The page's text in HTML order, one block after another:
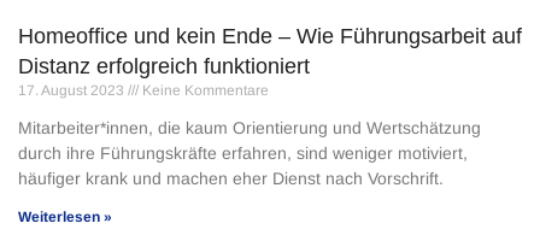
Homeoffice und kein Ende – Wie Führungsarbeit auf
Distanz erfolgreich funktioniert
17. August 2023 Keine Kommentare
Mitarbeiter*innen, die kaum Orientierung und Wertschätzung
durch ihre Führungskräfte erfahren, sind weniger motiviert,
häufiger krank und machen eher Dienst nach Vorschrift.
Weiterlesen »